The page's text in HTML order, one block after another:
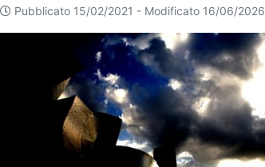
Pubblicato 15/02/2021 - Modificato 16/06/2026